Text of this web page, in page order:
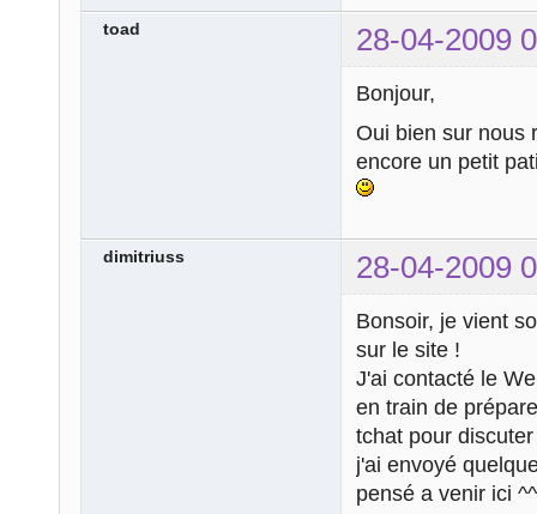
toad 28-04-2009
Bonjour,
Oui bien sur nous
encore un petit
dimitriuss 28-04-2009
Bonsoir, je vient
sur le site !
J'ai contacté le
en train de
tchat pour
j'ai envoyé
pensé a venir ici ^^